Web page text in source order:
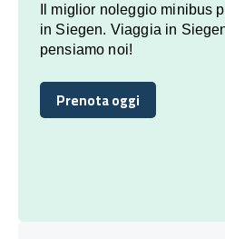
Il miglior noleggio minibus
in Siegen. Viaggia in
pensiamo noi!
Prenota oggi
Prenota oggi